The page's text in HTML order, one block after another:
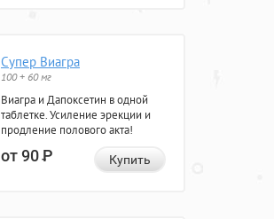
Супер Виагра
100 + 60 мг
Виагра и Дапоксетин в одной
таблетке. Усиление эрекции и
продление полового акта!
от 90Р Купить